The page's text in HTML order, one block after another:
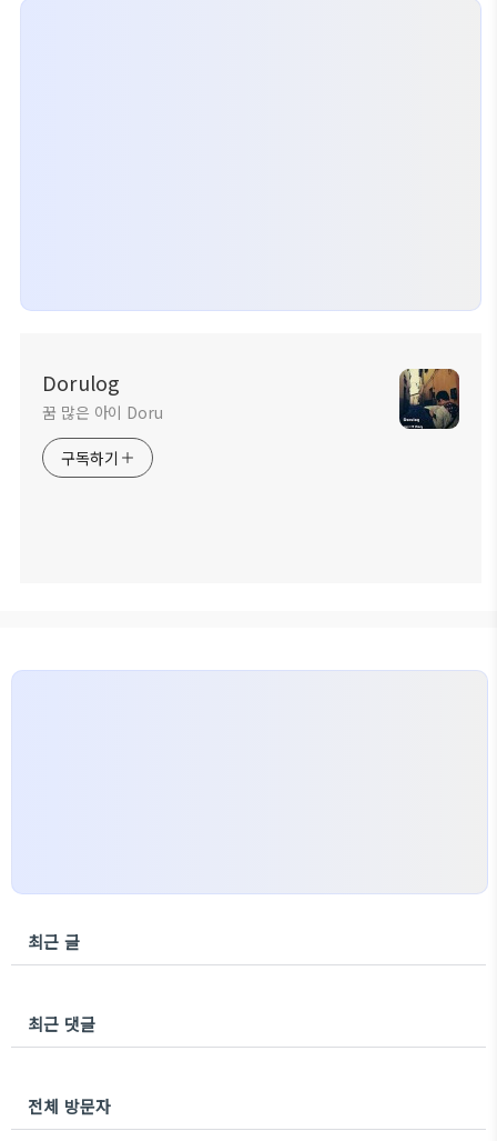
Dorulog
꿈 많은 아이 Doru
구독하기
최근 글
최근 댓글
전체 방문자